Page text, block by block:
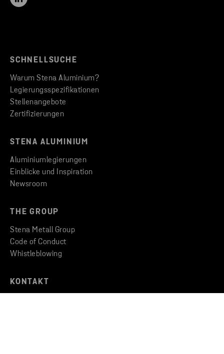
SCHNELLSUCHE
Warum Stena Aluminium?
Legierungsspezifikationen
Stellenangebote
Zertifizierungen
STENA ALUMINIUM
Aluminiumlegierungen
Einblicke und Inspiration
Newsroom
THE GROUP
Stena Metall Group
Code of Conduct
Whistleblowing
KONTAKT